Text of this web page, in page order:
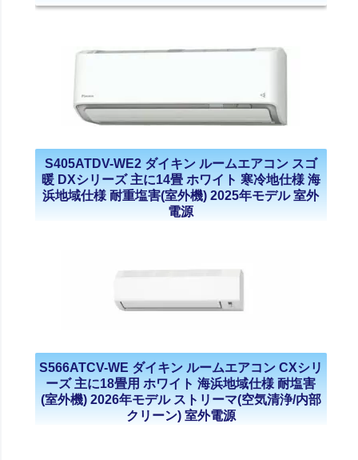
S405ATDV-WE2 ダイキン ルームエアコン スゴ
暖 DXシリーズ 主に14畳 ホワイト 寒冷地仕様 海
浜地域仕様 耐重塩害(室外機) 2025年モデル 室外
電源
S566ATCV-WE ダイキン ルームエアコン CXシリ
ーズ 主に18畳用 ホワイト 海浜地域仕様 耐塩害
(室外機) 2026年モデル ストリーマ(空気清浄/内部
クリーン) 室外電源